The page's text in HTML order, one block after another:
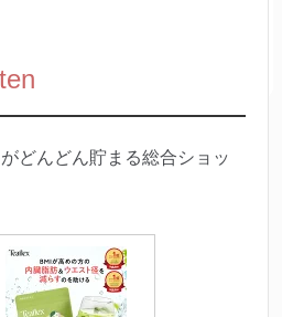
どんどん貯まる総合ショッ